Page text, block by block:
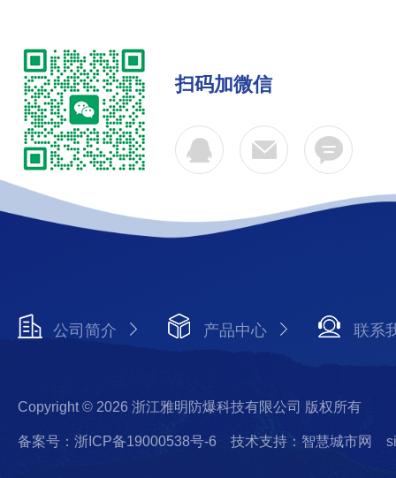
扫码加微信
公司简介 产品中心 联系
Copyright © 2026 浙江雅明防爆科技有限公司 版权所有
备案号：浙ICP备19000538号-6 技术支持：智慧城市网